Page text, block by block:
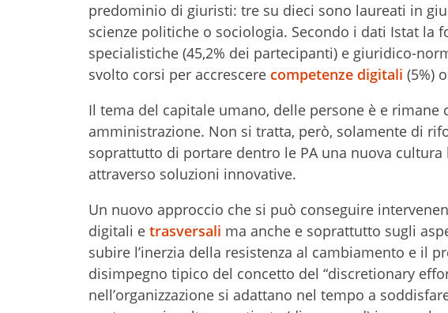
predominio di giuristi: tre su dieci sono laureati in
scienze politiche o sociologia. Secondo i dati Istat la
specialistiche (45,2% dei partecipanti) e giuridico-
svolto corsi per accrescere competenze digitali (5%)
Il tema del capitale umano, delle persone è e
amministrazione. Non si tratta, però, solamente di
soprattutto di portare dentro le PA una nuova
attraverso soluzioni innovative.
Un nuovo approccio che si può conseguire
digitali e trasversali ma anche e soprattutto sugli
subire l’inerzia della resistenza al cambiamento e il
disimpegno tipico del concetto del “discretionary
nell’organizzazione si adattano nel tempo a